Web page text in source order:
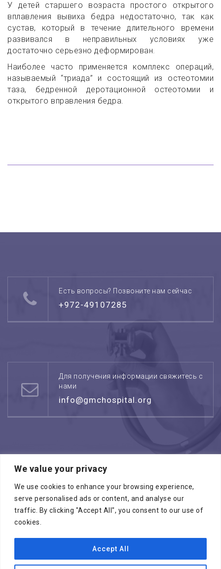
We value your privacy
We use cookies to enhance your browsing experience,
serve personalised ads or content, and analyse our
traffic. By clicking "Accept All", you consent to our use of
cookies.
Accept All
У детей старшего возраста простого открытого
вплавления вывиха бедра недостаточно, так как
сустав, который в течение длительного времени
развивался в неправильных условиях уже
достаточно серьезно деформирован.
Наиболее часто применяется комплекс операций,
называемый “триада” и состоящий из остеотомии
таза, бедренной деротационной остеотомии и
открытого вправления бедра.
Есть вопросы? Позвоните нам сейчас
+972-49107285
Для получения информации свяжитесь с
нами
info@gmchospital.org
Режим работы: воскресенье -четверг
08:00 - 17:00
Копирайт © 2026МЕДИЦИНСКИЙ ЦЕНТР